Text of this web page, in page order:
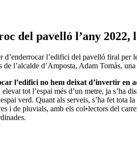
del pavelló l’any
d’enderrocar l’edifici del pavelló firal per
de l’alcalde d’Amposta, Adam Tomàs,
l’edifici no hem deixat d’invertir en
elevat tot l’espai més d’un metre, ja s’ha
verd. Quant als serveis, s’ha fet
i de pluvials, amb els col•lectors del